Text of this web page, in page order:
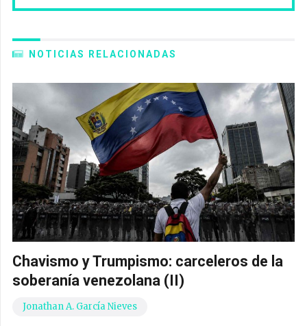
NOTICIAS RELACIONADAS
Chavismo y Trumpismo: carceleros de la
soberanía venezolana (II)
Jonathan A. García Nieves